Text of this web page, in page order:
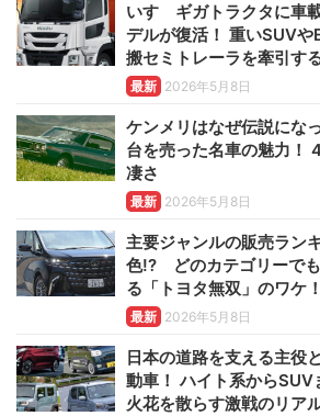
いすゞギガトラクタに車
デルが復活！ 重いSUVや
搬セミトレーラを牽引す
最新 2026年5月8日
ケンメリはなぜ伝説にな
台を売った名車の魅力！
凄さ
最新 2026年5月8日
主要ジャンルの販売ラン
色!? どのカテゴリーで
る「トヨタ無双」のワケ！
最新 2026年5月8日
日本の道路を支える主役
動車！ ハイト系からSUV
火花を散らす激戦のリア